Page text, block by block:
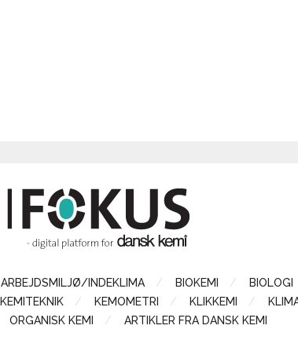
ARBEJDSMILJØ/INDEKLIMA BIOKEMI BIOLOGI
KEMITEKNIK KEMOMETRI KLIKKEMI
ORGANISK KEMI ARTIKLER FRA DANSK KEMI